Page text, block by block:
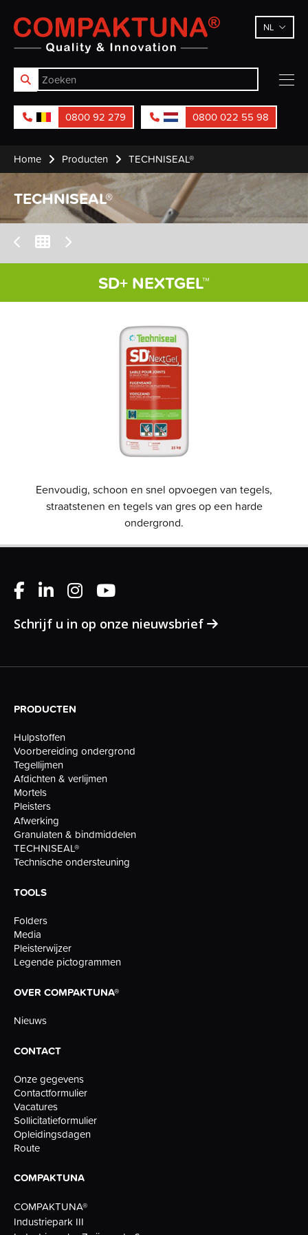
Compaktuna NL
0800 92 279 0800 022 55 98
Home Producten TECHNISEAL®
TECHNISEAL®
SD+ NEXTGEL™
Eenvoudig, schoon en snel opvoegen van tegels,
straatstenen en tegels van gres op een harde
ondergrond.
Schrijf u in op onze nieuwsbrief
PRODUCTEN
Hulpstoffen
Voorbereiding ondergrond
Tegellijmen
Afdichten & verlijmen
Mortels
Pleisters
Afwerking
Granulaten & bindmiddelen
TECHNISEAL®
Technische ondersteuning
TOOLS
Folders
Media
Pleisterwijzer
Legende pictogrammen
OVER COMPAKTUNA®
Nieuws
CONTACT
Onze gegevens
Contactformulier
Vacatures
Sollicitatieformulier
Opleidingsdagen
Route
COMPAKTUNA
COMPAKTUNA®
Industriepark III